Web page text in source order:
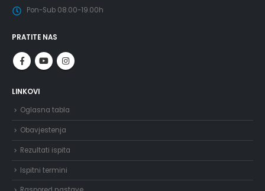
Pon-Sub 08.00-19.00h
PRATITE NAS
LINKOVI
Oglasna tabla
Obavjestenja
Rezultati ispita
Ispitni termini